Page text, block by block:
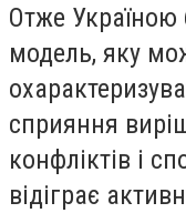
Отже Україною
модель, яку
сприяння
конфліктів і
відіграє